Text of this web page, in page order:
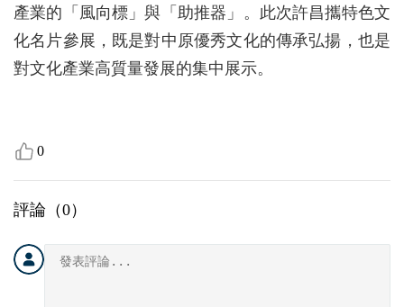
產業的「風向標」與「助推器」。此次許昌攜特色文
化名片參展，既是對中原優秀文化的傳承弘揚，也是
對文化產業高質量發展的集中展示。
0
評論（0）